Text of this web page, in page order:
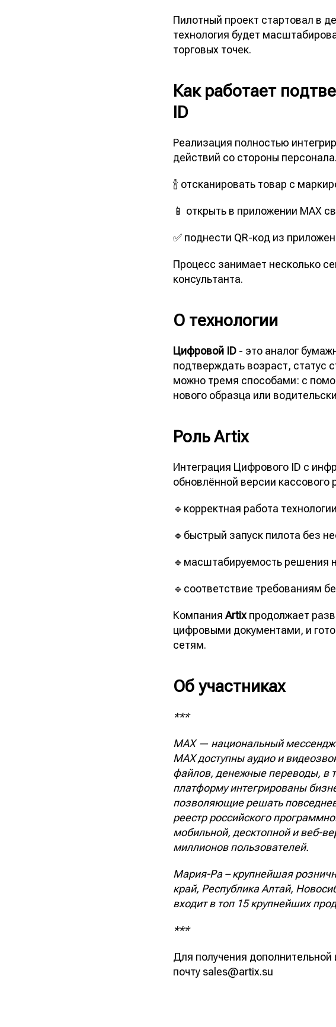
Пилотный проект стартовал в
технология будет
торговых точек.
Как работает
ID
Реализация полностью
действий со стороны
🍾 отсканировать товар с
📱 открыть в приложении MAX
✅ поднести QR-код из
Процесс занимает несколько
консультанта.
О технологии
Цифровой ID - это аналог
подтверждать возраст, статус
можно тремя способами: с
нового образца или
Роль Artix
Интеграция Цифрового ID с
обновлённой версии
🔹корректная работа
🔹быстрый запуск пилота без
🔹масштабируемость решения
🔹соответствие требованиям
Компания Artix продолжает
цифровыми документами, и
сетям.
Об участниках
***
MAX — национальный
МАХ доступны аудио и
файлов, денежные переводы, в
платформу интегрированы
позволяющие решать
реестр российского
мобильной, десктопной и веб-
миллионов пользователей.
Мария-Ра – крупнейшая
край, Республика Алтай,
входит в топ 15 крупнейших
***
Для получения
почту sales@artix.su